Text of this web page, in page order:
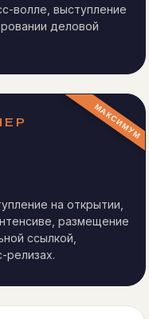
волле, выступление
деловой
на открытии,
размещение
ссылкой,
релизах.